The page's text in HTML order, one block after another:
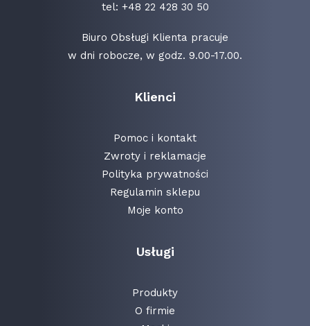
tel: +48 22 428 30 50
Biuro Obsługi Klienta pracuje
w dni robocze, w godz. 9.00-17.00.
Klienci
Pomoc i kontakt
Zwroty i reklamacje
Polityka prywatności
Regulamin sklepu
Moje konto
Usługi
Produkty
O firmie